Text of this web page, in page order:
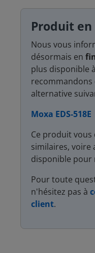
Produit en
Nous vous
désormais en
plus disponible
recommandons
alternative
Moxa EDS-518E
Ce produit
similaires, voire
disponible pour
Pour toute
n'hésitez pas à
client.